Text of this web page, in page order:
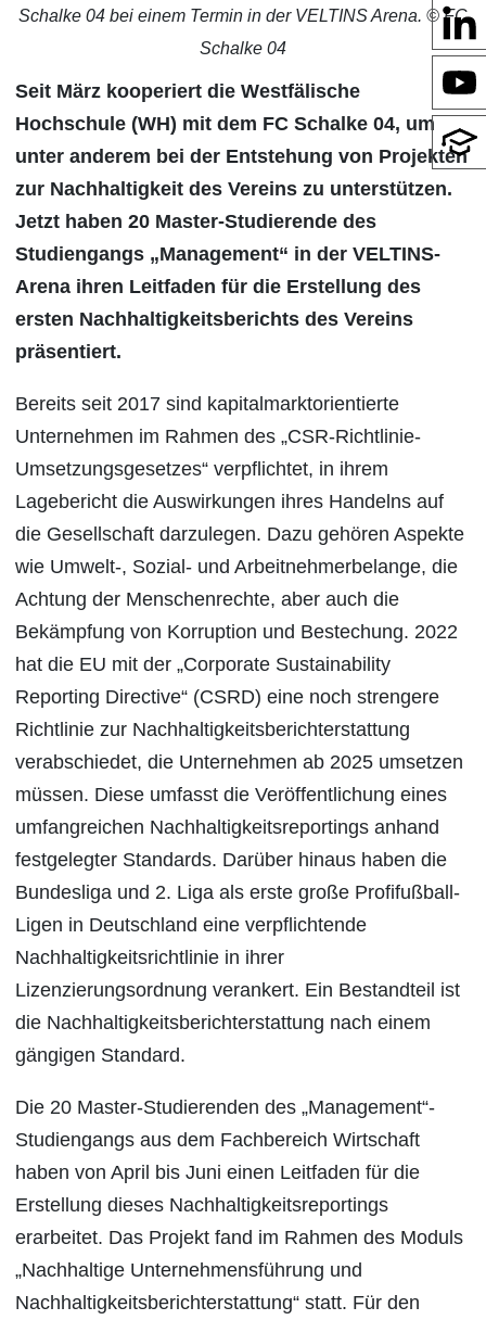
Schalke 04 bei einem Termin in der VELTINS Arena. © FC
Schalke 04
Seit März kooperiert die Westfälische
Hochschule (WH) mit dem FC Schalke 04, um
unter anderem bei der Entstehung von Projekten
zur Nachhaltigkeit des Vereins zu unterstützen.
Jetzt haben 20 Master-Studierende des
Studiengangs „Management“ in der VELTINS-
Arena ihren Leitfaden für die Erstellung des
ersten Nachhaltigkeitsberichts des Vereins
präsentiert.
Bereits seit 2017 sind kapitalmarktorientierte
Unternehmen im Rahmen des „CSR-Richtlinie-
Umsetzungsgesetzes“ verpflichtet, in ihrem
Lagebericht die Auswirkungen ihres Handelns auf
die Gesellschaft darzulegen. Dazu gehören Aspekte
wie Umwelt-, Sozial- und Arbeitnehmerbelange, die
Achtung der Menschenrechte, aber auch die
Bekämpfung von Korruption und Bestechung. 2022
hat die EU mit der „Corporate Sustainability
Reporting Directive“ (CSRD) eine noch strengere
Richtlinie zur Nachhaltigkeitsberichterstattung
verabschiedet, die Unternehmen ab 2025 umsetzen
müssen. Diese umfasst die Veröffentlichung eines
umfangreichen Nachhaltigkeitsreportings anhand
festgelegter Standards. Darüber hinaus haben die
Bundesliga und 2. Liga als erste große Profifußball-
Ligen in Deutschland eine verpflichtende
Nachhaltigkeitsrichtlinie in ihrer
Lizenzierungsordnung verankert. Ein Bestandteil ist
die Nachhaltigkeitsberichterstattung nach einem
gängigen Standard.
Die 20 Master-Studierenden des „Management“-
Studiengangs aus dem Fachbereich Wirtschaft
haben von April bis Juni einen Leitfaden für die
Erstellung dieses Nachhaltigkeitsreportings
erarbeitet. Das Projekt fand im Rahmen des Moduls
„Nachhaltige Unternehmensführung und
Nachhaltigkeitsberichterstattung“ statt. Für den